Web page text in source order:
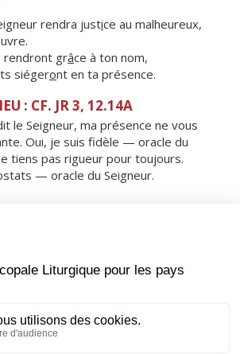
rendra justice au malheureux,
rendront grâce à ton nom,
siégeront en ta présence.
: CF. JR 3, 12.14A
le Seigneur, ma présence ne vous
Oui, je suis fidèle — oracle du
tiens pas rigueur pour toujours.
— oracle du Seigneur.
de mes fautes,
pour nous qui sommes faibles,
notre relève­ment et d’en